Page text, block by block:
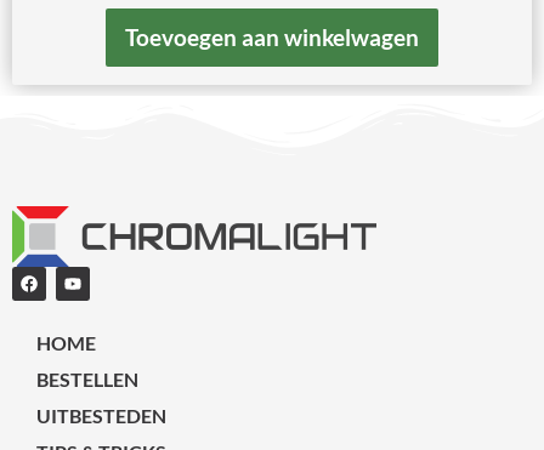
Toevoegen aan winkelwagen
HOME
BESTELLEN
UITBESTEDEN